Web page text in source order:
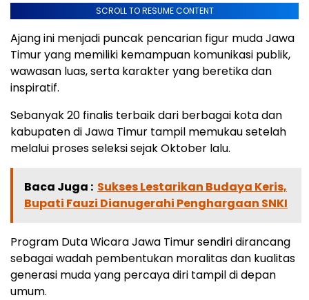
SCROLL TO RESUME CONTENT
Ajang ini menjadi puncak pencarian figur muda Jawa
Timur yang memiliki kemampuan komunikasi publik,
wawasan luas, serta karakter yang beretika dan
inspiratif.
Sebanyak 20 finalis terbaik dari berbagai kota dan
kabupaten di Jawa Timur tampil memukau setelah
melalui proses seleksi sejak Oktober lalu.
Baca Juga : Sukses Lestarikan Budaya Keris,
Bupati Fauzi Dianugerahi Penghargaan SNKI
Program Duta Wicara Jawa Timur sendiri dirancang
sebagai wadah pembentukan moralitas dan kualitas
generasi muda yang percaya diri tampil di depan
umum.